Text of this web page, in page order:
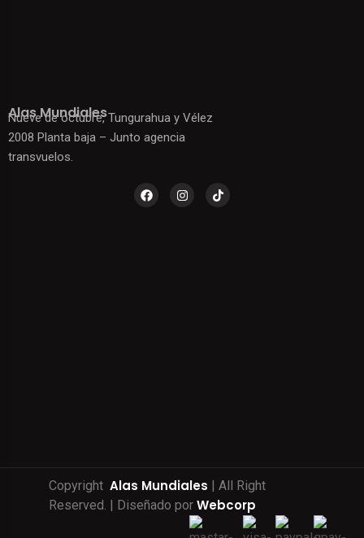
Alas Mundiales
Nueve de octubre, Tungurahua y Vélez
2008 Planta baja – Junto agencia
transvuelos.
Copyright Alas Mundiales | All Right
Reserved. | Diseñado por Webcorp